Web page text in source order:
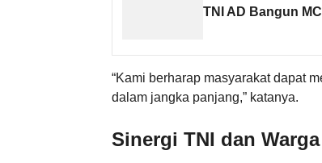
TNI AD Bangun
“Kami berharap masyarakat dapat
dalam jangka panjang,” katanya.
Sinergi TNI dan Warga